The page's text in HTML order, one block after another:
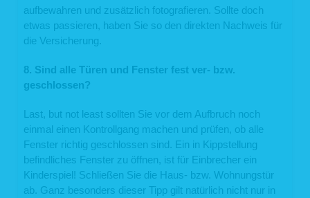
aufbewahren und zusätzlich fotografieren. Sollte doch
etwas passieren, haben Sie so den direkten Nachweis für
die Versicherung.
8. Sind alle Türen und Fenster fest ver- bzw.
geschlossen?
Last, but not least sollten Sie vor dem Aufbruch noch
einmal einen Kontrollgang machen und prüfen, ob alle
Fenster richtig geschlossen sind. Ein in Kippstellung
befindliches Fenster zu öffnen, ist für Einbrecher ein
Kinderspiel! Schließen Sie die Haus- bzw. Wohnungstür
ab. Ganz besonders dieser Tipp gilt natürlich nicht nur in
anonymisierter Form werden die Daten daneben ggf. zu statistischen Zwecken
verarbeitet. Eine Speicherung dieser Daten zusammen mit anderen
personenbezogenen Daten des Nutzers, ein Abgleich mit anderen
Datenbeständen oder eine Weitergabe an Dritte findet zu keinem Zeitpunkt statt.
2. Kontaktformular
Auf unserer Webseite ist ein Kontaktformular eingebunden, welches Sie für die
wahr, so werden die von Ihnen in der Eingabemaske eingegebenen Daten an uns
Name
E-Mail-Adresse
der von Ihnen eingegebene Text im Freifeld
Rechtsgrundlage für die Verarbeitung der Daten ist Art. 6 Abs. 1 lit. f DSGVO. Die
Daten werden ausschließlich zur Bearbeitung der Kontaktaufnahme und der sich